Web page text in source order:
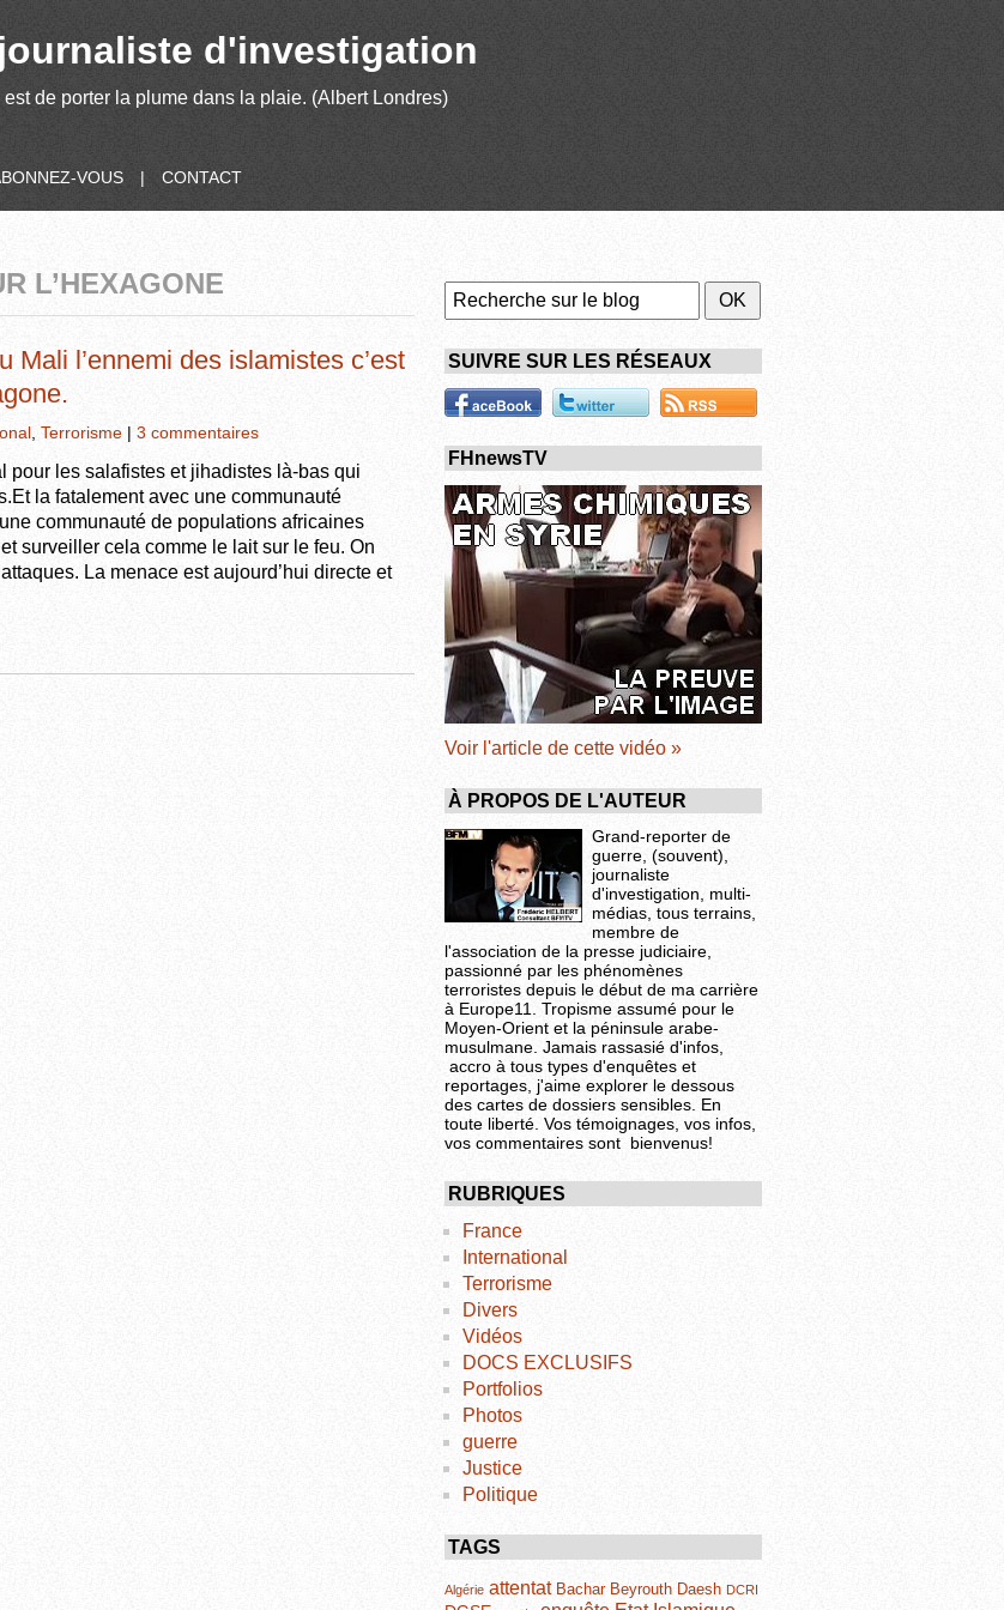
d'investigation
est de porter la plume dans la plaie. (Albert Londres)
VOUS | CONTACT
L’HEXAGONE
Mali l’ennemi des islamistes c’est
Terrorisme | 3 commentaires
pour les salafistes et jihadistes là-bas qui
la fatalement avec une communauté
communauté de populations africaines
surveiller cela comme le lait sur le feu. On
La menace est aujourd’hui directe et
SUIVRE SUR LES RÉSEAUX
FHnewsTV
Voir l'article de cette vidéo »
À PROPOS DE L'AUTEUR
Grand-reporter de
guerre, (souvent),
journaliste
d'investigation, multi-
médias, tous terrains,
membre de
l'association de la presse judiciaire,
passionné par les phénomènes
terroristes depuis le début de ma carrière
à Europe11. Tropisme assumé pour le
Moyen-Orient et la péninsule arabe-
musulmane. Jamais rassasié d'infos,
accro à tous types d'enquêtes et
reportages, j'aime explorer le dessous
des cartes de dossiers sensibles. En
toute liberté. Vos témoignages, vos infos,
vos commentaires sont bienvenus!
RUBRIQUES
France
International
Terrorisme
Divers
Vidéos
DOCS EXCLUSIFS
Portfolios
Photos
guerre
Justice
Politique
TAGS
Algérie attentat Bachar Beyrouth Daesh DCRI